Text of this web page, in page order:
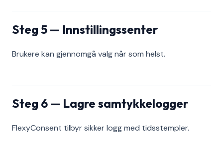
Steg 5 — Innstillingssenter
Brukere kan gjennomgå valg når som helst.
Steg 6 — Lagre samtykkelogger
FlexyConsent tilbyr sikker logg med tidsstempler.